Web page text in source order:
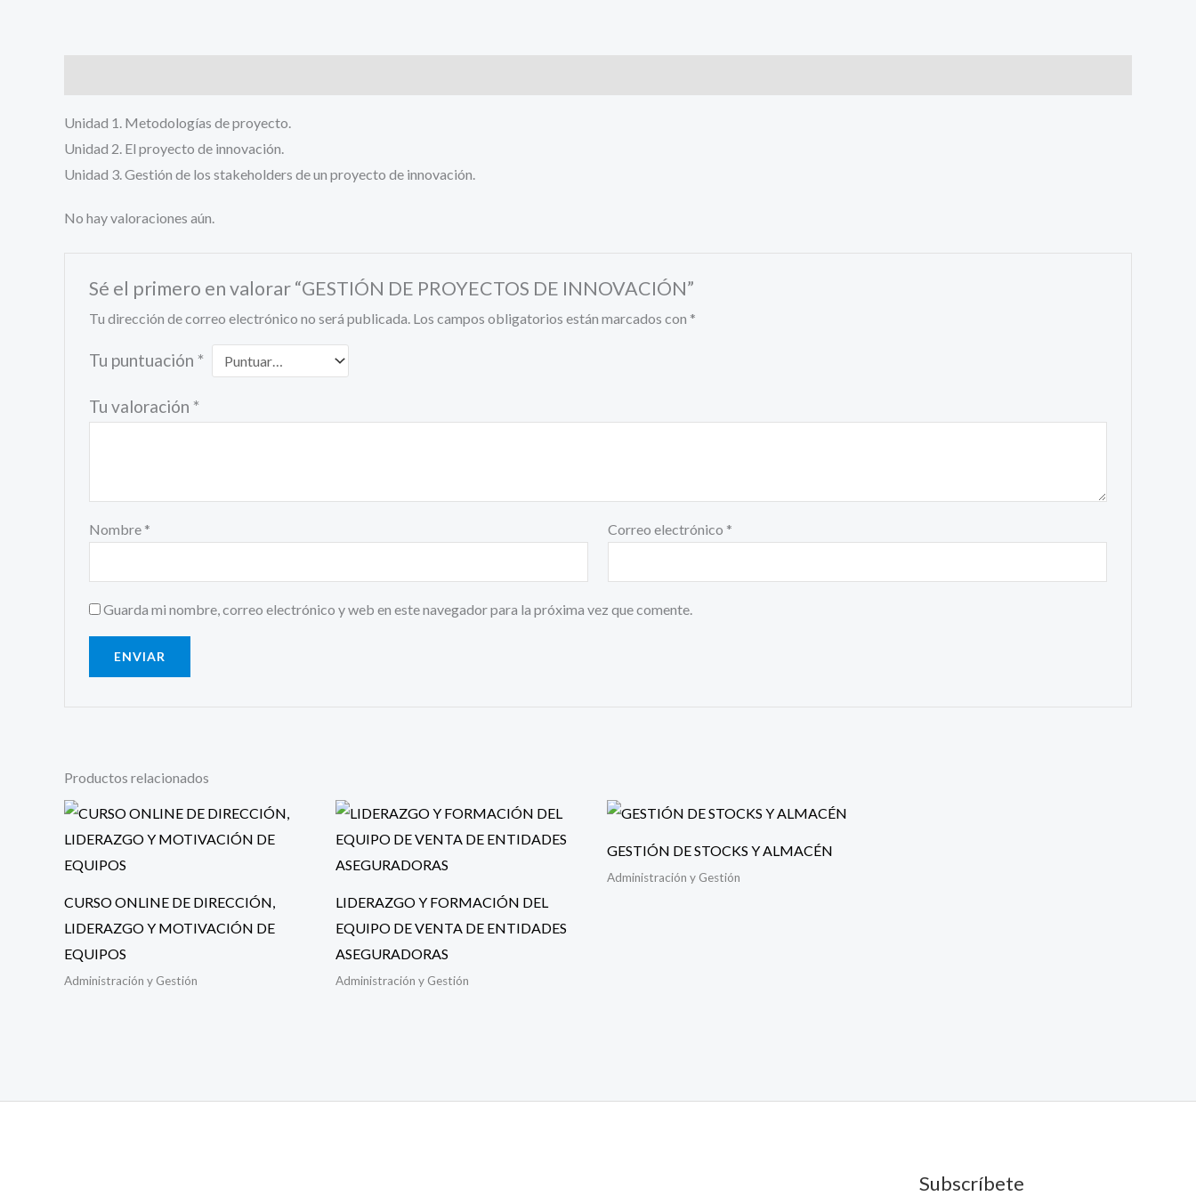
Unidad 1. Metodologías de proyecto.
Unidad 2. El proyecto de innovación.
Unidad 3. Gestión de los stakeholders de un proyecto de innovación.
No hay valoraciones aún.
Sé el primero en valorar “GESTIÓN DE PROYECTOS DE INNOVACIÓN”
Tu dirección de correo electrónico no será publicada. Los campos obligatorios están marcados con *
Tu puntuación *
Tu valoración *
Nombre * Correo electrónico *
Guarda mi nombre, correo electrónico y web en este navegador para la próxima vez que comente.
Productos relacionados
CURSO ONLINE DE DIRECCIÓN,
LIDERAZGO Y MOTIVACIÓN DE
EQUIPOS
Administración y Gestión
LIDERAZGO Y FORMACIÓN DEL
EQUIPO DE VENTA DE ENTIDADES
ASEGURADORAS
Administración y Gestión
GESTIÓN DE STOCKS Y ALMACÉN
Administración y Gestión
Subscríbete